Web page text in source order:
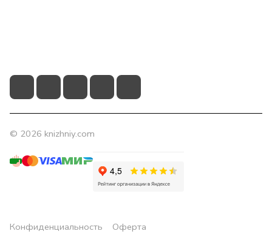
© 2026 knizhniy.com
Конфиденциальность Оферта